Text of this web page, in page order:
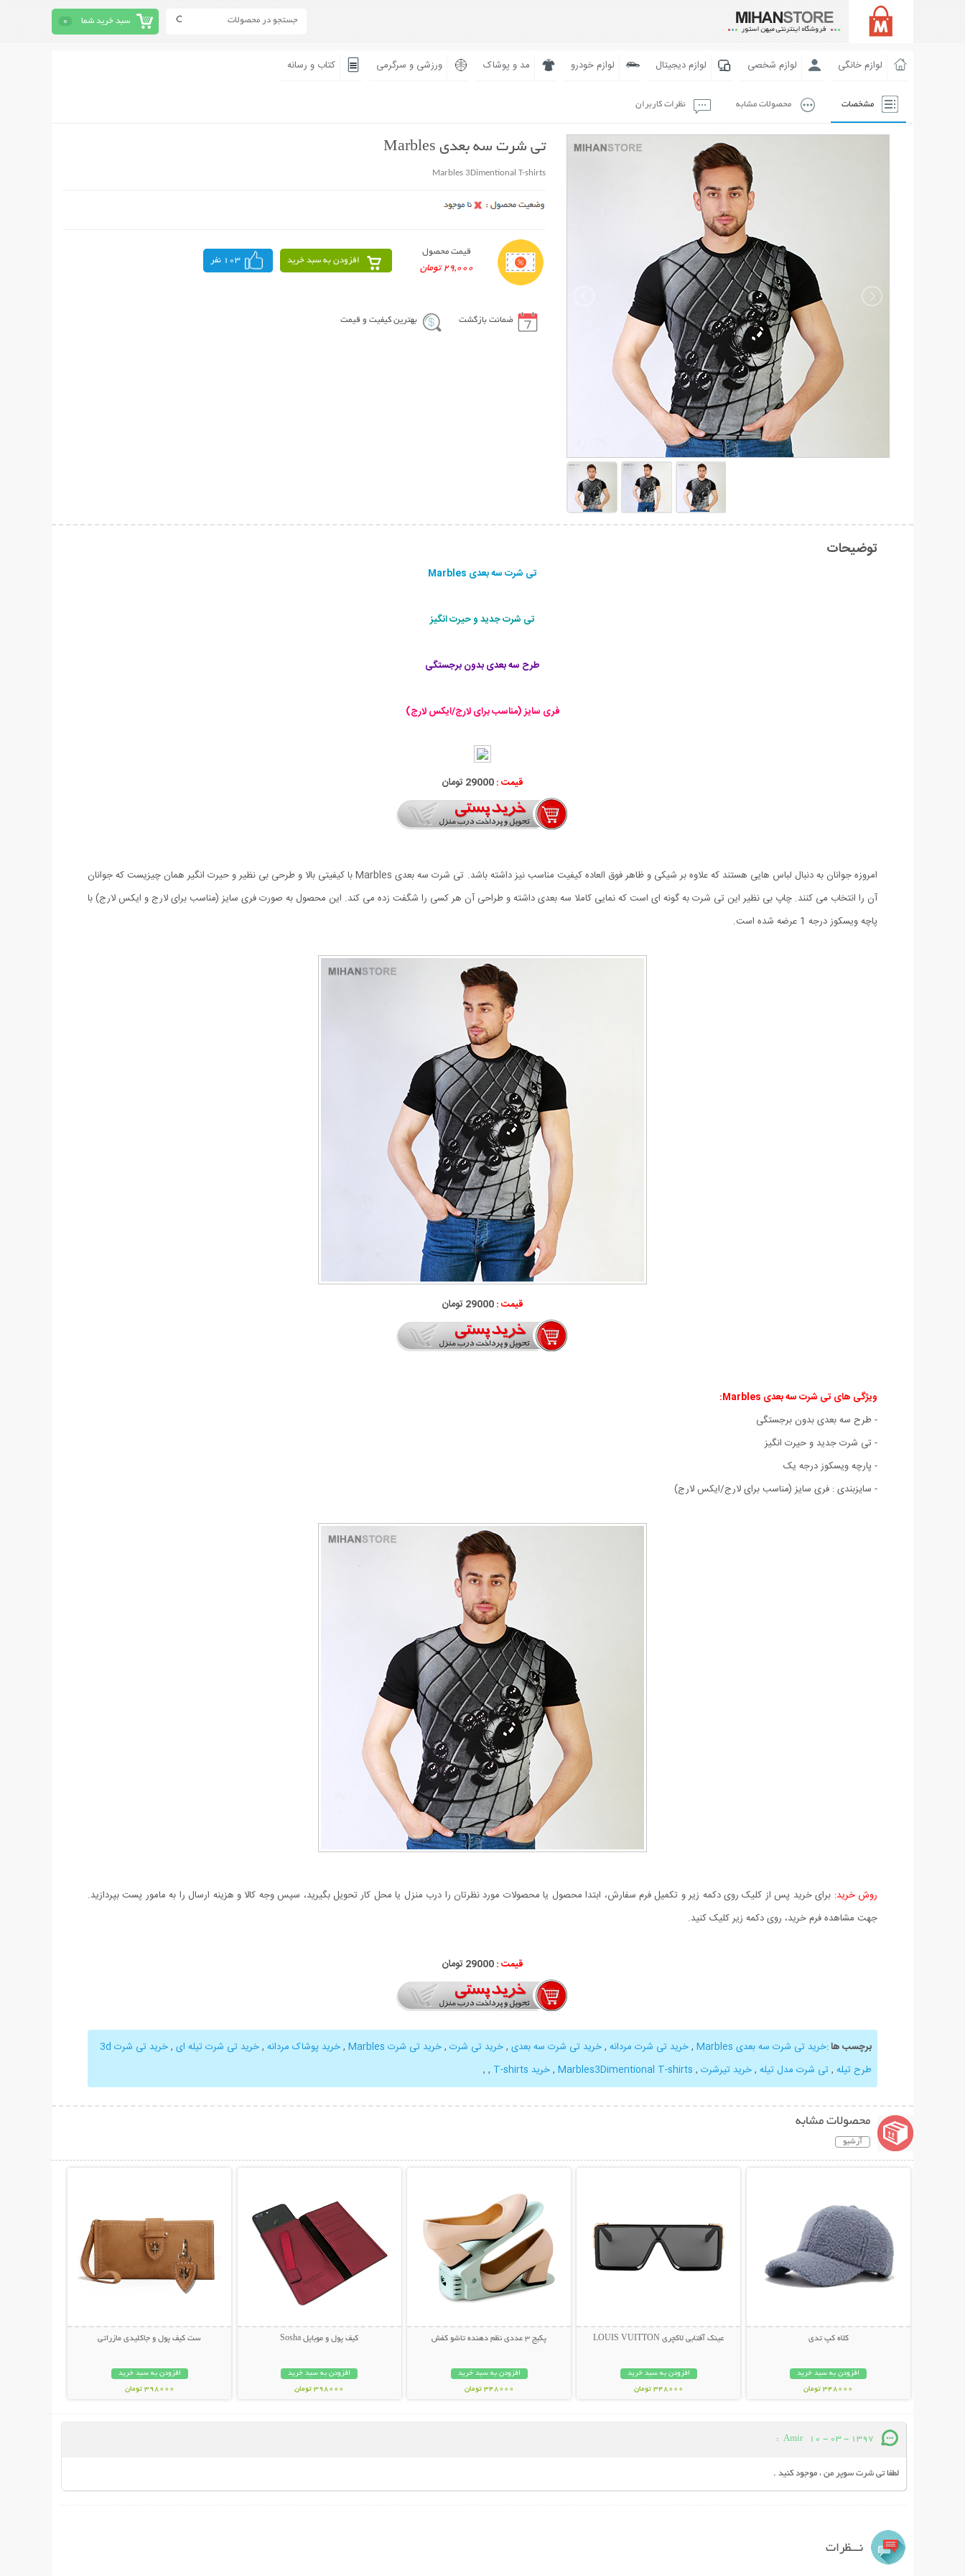
سبد خرید شما 0
لوازم خانگی لوازم شخصی لوازم دیجیتال لوازم خودرو مد و پوشاک ورزشی و سرگرمی کتاب و رسانه
مشخصات محصولات مشابه نظرات کاربران
تی شرت سه بعدی Marbles
Marbles 3Dimentional T-shirts
قیمت محصول
29,000 تومان
افزودن به سبد خرید 103 نفر
ضمانت بازگشت بهترین کیفیت و قیمت
توضیحات
تی شرت سه بعدی Marbles
تی شرت جدید و حیرت انگیز
طرح سه بعدی بدون برجستگی
فری سایز (مناسب برای لارج/ایکس لارج)
قیمت :29000 تومان
امروزه جوانان به دنبال لباس هایی هستند که علاوه بر شیکی و ظاهر فوق العاده کیفیت مناسب نیز داشته باشد. تی شرت سه بعدی Marbles با کیفیتی بالا و طرحی بی نظیر و حیرت انگیر همان چیزیست که جوانان
آن را انتخاب می کنند. چاپ بی نظیر این تی شرت به گونه ای است که نمایی کاملا سه بعدی داشته و طراحی آن هر کسی را شگفت زده می کند. این محصول به صورت فری سایز (مناسب برای لارج و ایکس لارج) با
پاچه ویسکوز درجه 1 عرضه شده است.
قیمت :29000 تومان
ویژگی های تی شرت سه بعدی Marbles:
- طرح سه بعدی بدون برجستگی
- تی شرت جدید و حیرت انگیز
- پارچه ویسکوز درجه یک
- سايزبندی : فری سایز (مناسب برای لارج/ایکس لارج)
روش خرید: برای خرید پس از کلیک روی دکمه زیر و تکمیل فرم سفارش، ابتدا محصول یا محصولات مورد نظرتان را درب منزل یا محل کار تحویل بگیرید، سپس وجه کالا و هزینه ارسال را به مامور پست بپردازید.
جهت مشاهده فرم خرید، روی دکمه زیر کلیک کنید.
قیمت :29000 تومان
برچسب ها:خرید تی شرت سه بعدی Marbles ,خرید تی شرت مردانه ,خرید تی شرت سه بعدی ,خرید تی شرت ,خرید تی شرت Marbles ,خرید پوشاک مردانه ,خرید تی شرت تیله ای ,
خرید تی شرت 3d
طرح تیله , تی شرت مدل تیله ,خرید تیرشرت ,
Marbles3Dimentional T-shirts
,خرید T-shirts ,
,
محصولات مشابه
آرشیو
کلاه کپ تدی
افزودن به سبد خرید
348000 تومان
عینک آفتابی لاکچری LOUIS VUITTON
افزودن به سبد خرید
348000 تومان
پکیج 3 عددی نظم دهنده تاشو کفش
افزودن به سبد خرید
348000 تومان
کیف پول و موبایل Sosha
افزودن به سبد خرید
398000 تومان
ست کیف پول و جاکلیدی مازراتی
افزودن به سبد خرید
398000 تومان
Amir 10 - 03 - 1397
:
لطفا تی شرت سوپر من ، موجود کنید .
نـــظرات